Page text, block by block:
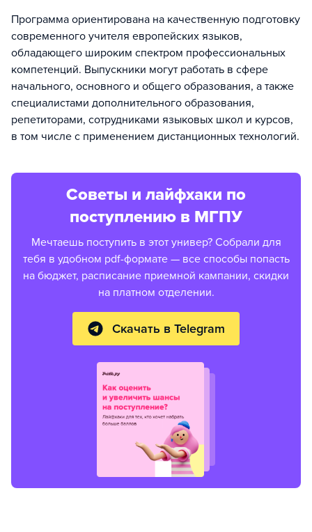
Программа ориентирована на качественную подготовку
современного учителя европейских языков,
обладающего широким спектром профессиональных
компетенций. Выпускники могут работать в сфере
начального, основного и общего образования, а также
специалистами дополнительного образования,
репетиторами, сотрудниками языковых школ и курсов,
в том числе с применением дистанционных технологий.
Советы и лайфхаки по
поступлению в МГПУ
Мечтаешь поступить в этот универ? Собрали для
тебя в удобном pdf-формате — все способы попасть
на бюджет, расписание приемной кампании, скидки
на платном отделении.
Скачать в Telegram